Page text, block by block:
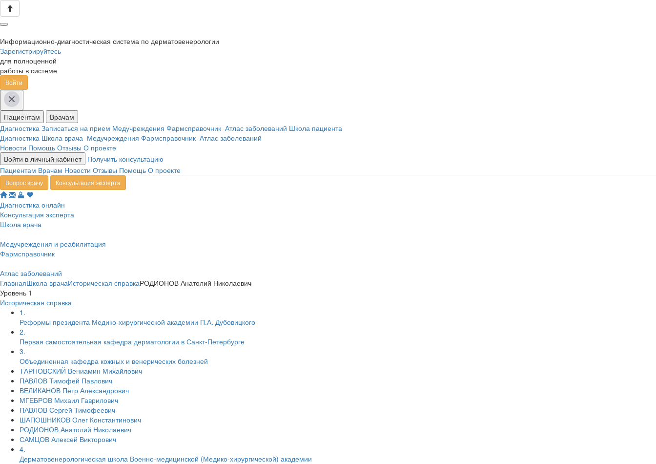
Информационно-диагностическая система по дерматовенерологии
Зарегистрируйтесь
для полноценной
работы в системе
Войти
Пациентам
Врачам
Диагностика Записаться на прием Медучреждения Фармсправочник Атлас заболеваний Школа пациента
Диагностика Школа врача Медучреждения Фармсправочник Атлас заболеваний
Новости Помощь Отзывы О проекте
Войти в личный кабинет
Получить консультацию
Пациентам Врачам Новости Отзывы Помощь О проекте
Вопрос врачу Консультация эксперта
Диагностика онлайн
Консультация эксперта
Школа врача
Медучреждения и реабилитация
Фармсправочник
Атлас заболеваний
ГлавнаяШкола врачаИсторическая справкаРОДИОНОВ Анатолий Николаевич
Уровень 1
Историческая справка
1.
Реформы президента Медико-хирургической академии П.А. Дубовицкого
2.
Первая самостоятельная кафедра дерматологии в Санкт-Петербурге
3.
Объединенная кафедра кожных и венерических болезней
ТАРНОВСКИЙ Вениамин Михайлович
ПАВЛОВ Тимофей Павлович
ВЕЛИКАНОВ Петр Александрович
МГЕБРОВ Михаил Гаврилович
ПАВЛОВ Сергей Тимофеевич
ШАПОШНИКОВ Олег Константинович
РОДИОНОВ Анатолий Николаевич
САМЦОВ Алексей Викторович
4.
Дерматовенерологическая школа Военно-медицинской (Медико-хирургической) академии